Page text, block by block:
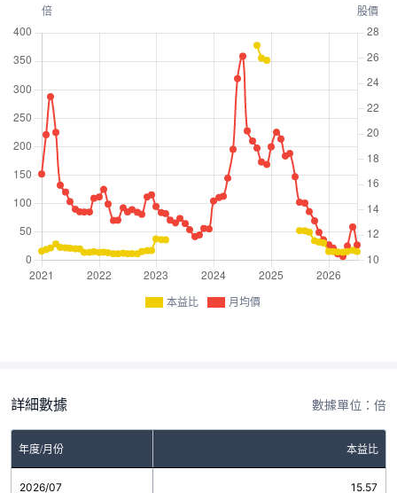
本益比 月均價
詳細數據 數據單位：倍
年度/月份 本益比
2026/07 15.57